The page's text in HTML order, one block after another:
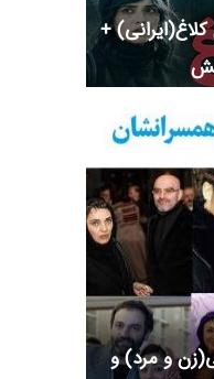
کلاغ(ایرانی) +
و مرد) و